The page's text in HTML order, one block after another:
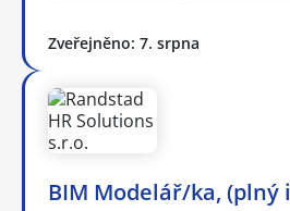
Zveřejněno: 7. srpna
BIM Modelář/ka, (plný i